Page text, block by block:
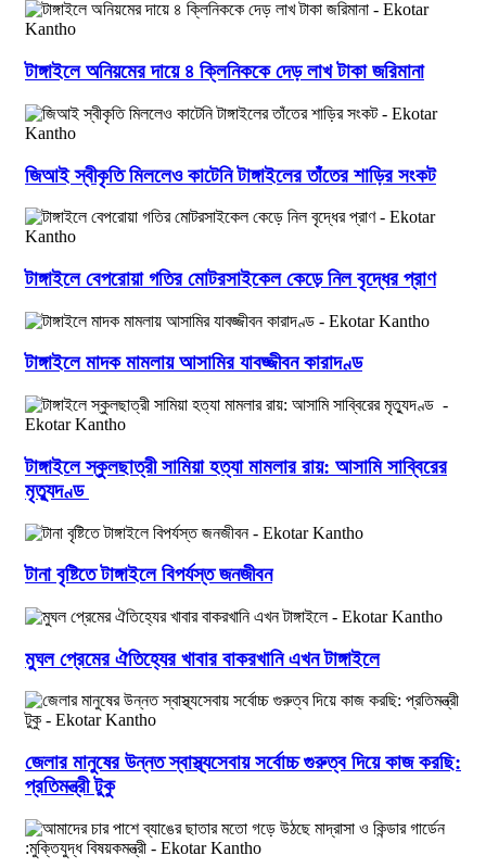
টাঙ্গাইলে অনিয়মের দায়ে ৪ ক্লিনিককে দেড় লাখ টাকা জরিমানা
জিআই স্বীকৃতি মিললেও কাটেনি টাঙ্গাইলের তাঁতের শাড়ির সংকট
টাঙ্গাইলে বেপরোয়া গতির মোটরসাইকেল কেড়ে নিল বৃদ্ধের প্রাণ
টাঙ্গাইলে মাদক মামলায় আসামির যাবজ্জীবন কারাদণ্ড
টাঙ্গাইলে স্কুলছাত্রী সামিয়া হত্যা মামলার রায়: আসামি সাব্বিরের
মৃত্যুদণ্ড
টানা বৃষ্টিতে টাঙ্গাইলে বিপর্যস্ত জনজীবন
মুঘল প্রেমের ঐতিহ্যের খাবার বাকরখানি এখন টাঙ্গাইলে
জেলার মানুষের উন্নত স্বাস্থ্যসেবায় সর্বোচ্চ গুরুত্ব দিয়ে কাজ করছি:
প্রতিমন্ত্রী টুকু